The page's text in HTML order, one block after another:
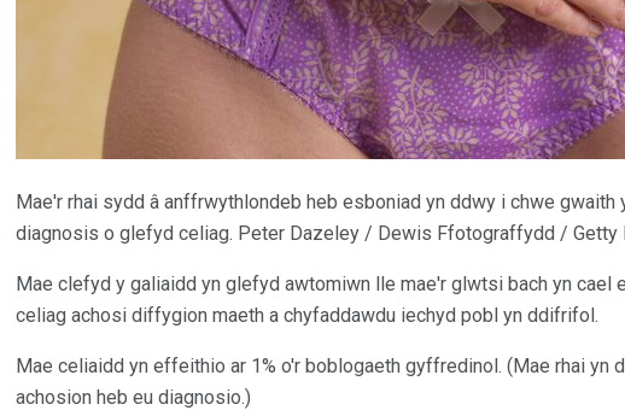
Mae'r rhai sydd â anffrwythlondeb heb esboniad yn ddwy i chwe
diagnosis o glefyd celiag. Peter Dazeley / Dewis Ffotograffydd / Getty
Mae clefyd y galiaidd yn glefyd awtomiwn lle mae'r glwtsi bach yn cael
celiag achosi diffygion maeth a chyfaddawdu iechyd pobl yn ddifrifol.
Mae celiaidd yn effeithio ar 1% o'r boblogaeth gyffredinol. (Mae rhai yn
achosion heb eu diagnosio.)